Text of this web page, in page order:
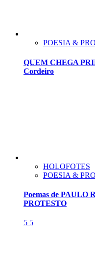
POESIA &
QUEM CHEGA
Cordeiro
HOLOFOTES
POESIA &
Poemas de PAULO
PROTESTO
5 5